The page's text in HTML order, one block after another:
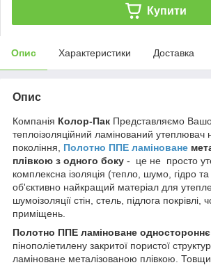
Купити
Опис Характеристики Доставка
Опис
Компанія Колор-Пак Представляємо
теплоізоляційний ламінований утеплювач
покоління, Полотно ППЕ ламіноване
плівкою з одного боку - це не просто
комплексна ізоляція (тепло, шумо, гідро та
об'єктивно найкращий матеріал для
шумоізоляції стін, стель, підлога покрівлі,
приміщень.
Полотно ППЕ ламіноване одностороннє
пінополіетилену закритої пористої
ламіноване металізованою плівкою.